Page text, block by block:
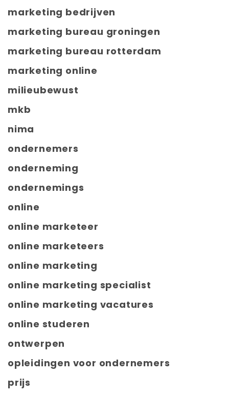
marketing bedrijven
marketing bureau groningen
marketing bureau rotterdam
marketing online
milieubewust
mkb
nima
ondernemers
onderneming
ondernemings
online
online marketeer
online marketeers
online marketing
online marketing specialist
online marketing vacatures
online studeren
ontwerpen
opleidingen voor ondernemers
prijs